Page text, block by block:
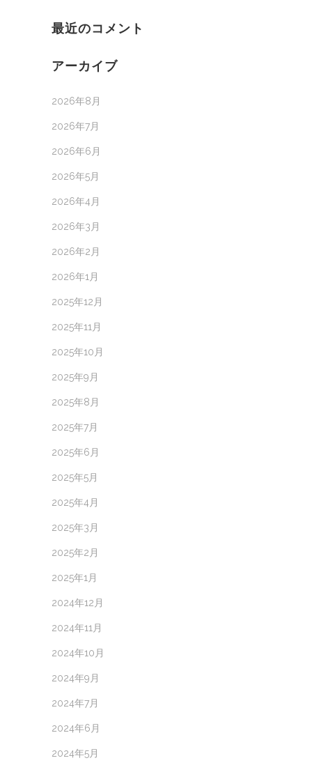
最近のコメント
アーカイブ
2026年8月
2026年7月
2026年6月
2026年5月
2026年4月
2026年3月
2026年2月
2026年1月
2025年12月
2025年11月
2025年10月
2025年9月
2025年8月
2025年7月
2025年6月
2025年5月
2025年4月
2025年3月
2025年2月
2025年1月
2024年12月
2024年11月
2024年10月
2024年9月
2024年7月
2024年6月
2024年5月